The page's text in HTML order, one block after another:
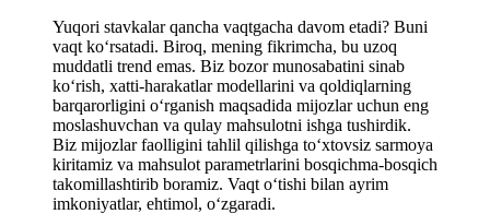
Yuqori stavkalar qancha vaqtgacha davom etadi? Buni
vaqt ko‘rsatadi. Biroq, mening fikrimcha, bu uzoq
muddatli trend emas. Biz bozor munosabatini sinab
ko‘rish, xatti-harakatlar modellarini va qoldiqlarning
barqarorligini o‘rganish maqsadida mijozlar uchun eng
moslashuvchan va qulay mahsulotni ishga tushirdik.
Biz mijozlar faolligini tahlil qilishga to‘xtovsiz sarmoya
kiritamiz va mahsulot parametrlarini bosqichma-bosqich
takomillashtirib boramiz. Vaqt o‘tishi bilan ayrim
imkoniyatlar, ehtimol, o‘zgaradi.